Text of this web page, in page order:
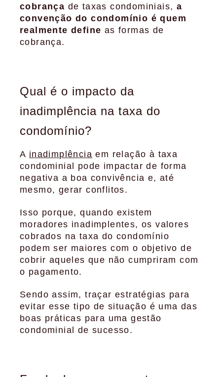
cobrança de taxas condominiais, a
convenção do condomínio é quem
realmente define as formas de
cobrança.
Qual é o impacto da
inadimplência na taxa do
condomínio?
A inadimplência em relação à taxa
condominial pode impactar de forma
negativa a boa convivência e, até
mesmo, gerar conflitos.
Isso porque, quando existem
moradores inadimplentes, os valores
cobrados na taxa do condomínio
podem ser maiores com o objetivo de
cobrir aqueles que não cumpriram com
o pagamento.
Sendo assim, traçar estratégias para
evitar esse tipo de situação é uma das
boas práticas para uma gestão
condominial de sucesso.